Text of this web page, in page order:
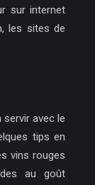
sur internet
les sites de
servir avec le
tips en
vins rouges
au goût